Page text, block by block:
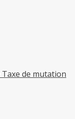
Taxe de mutation